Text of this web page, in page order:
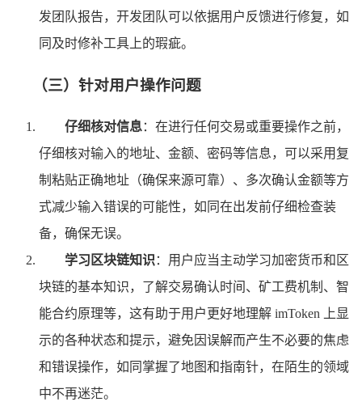
发团队报告，开发团队可以依据用户反馈进行修复，如
同及时修补工具上的瑕疵。
（三）针对用户操作问题
仔细核对信息：在进行任何交易或重要操作之前，
仔细核对输入的地址、金额、密码等信息，可以采用复
制粘贴正确地址（确保来源可靠）、多次确认金额等方
式减少输入错误的可能性，如同在出发前仔细检查装
备，确保无误。
学习区块链知识：用户应当主动学习加密货币和区
块链的基本知识，了解交易确认时间、矿工费机制、智
能合约原理等，这有助于用户更好地理解 imToken 上显
示的各种状态和提示，避免因误解而产生不必要的焦虑
和错误操作，如同掌握了地图和指南针，在陌生的领域
中不再迷茫。